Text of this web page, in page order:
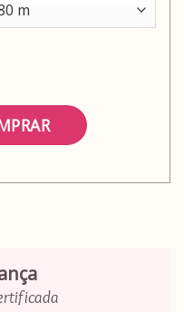
colorido quantidade